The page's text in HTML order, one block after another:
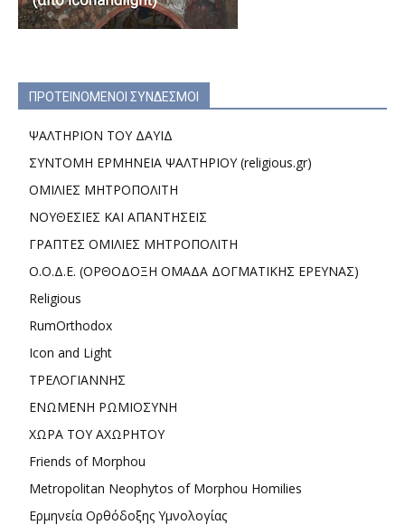
ΠΡΟΤΕΙΝΟΜΕΝΟΙ ΣΥΝΔΕΣΜΟΙ
ΨΑΛΤΗΡΙΟΝ ΤΟΥ ΔΑΥΙΔ
ΣΥΝΤΟΜΗ ΕΡΜΗΝΕΙΑ ΨΑΛΤΗΡΙΟΥ (religious.gr)
ΟΜΙΛΙΕΣ ΜΗΤΡΟΠΟΛΙΤΗ
ΝΟΥΘΕΣΙΕΣ ΚΑΙ ΑΠΑΝΤΗΣΕΙΣ
ΓΡΑΠΤΕΣ ΟΜΙΛΙΕΣ ΜΗΤΡΟΠΟΛΙΤΗ
Ο.Ο.Δ.Ε. (ΟΡΘΟΔΟΞΗ ΟΜΑΔΑ ΔΟΓΜΑΤΙΚΗΣ ΕΡΕΥΝΑΣ)
Religious
RumOrthodox
Icon and Light
ΤΡΕΛΟΓΙΑΝΝΗΣ
ΕΝΩΜΕΝΗ ΡΩΜΙΟΣΥΝΗ
ΧΩΡΑ ΤΟΥ ΑΧΩΡΗΤΟΥ
Friends of Morphou
Metropolitan Neophytos of Morphou Homilies
Ερμηνεία Ορθόδοξης Υμνολογίας